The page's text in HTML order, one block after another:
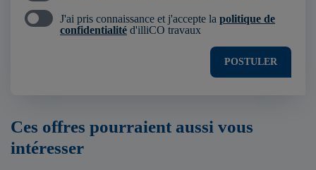
J'ai pris connaissance et j'accepte la politique de
confidentialité d'illiCO travaux
POSTULER
Ces offres pourraient aussi vous
intéresser